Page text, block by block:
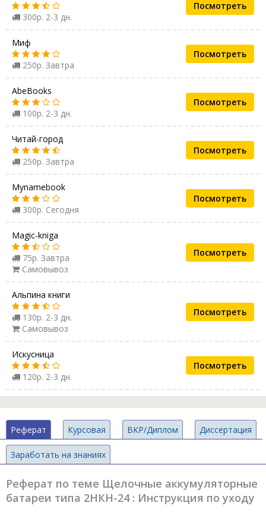
300р. 2-3 дн.
Посмотреть
Миф
250р. Завтра
Посмотреть
AbeBooks
100р. 2-3 дн.
Посмотреть
Читай-город
250р. Завтра
Посмотреть
Mynamebook
300р. Сегодня
Посмотреть
Magic-kniga
75р. Завтра
Самовывоз
Посмотреть
Альпина книги
130р. 2-3 дн.
Самовывоз
Посмотреть
Искусница
120р. 2-3 дн.
Посмотреть
Реферат Курсовая ВКР/Диплом Диссертация
Заработать на знаниях
Реферат по теме Щелочные аккумуляторные
батареи типа 2НКН-24 : Инструкция по уходу